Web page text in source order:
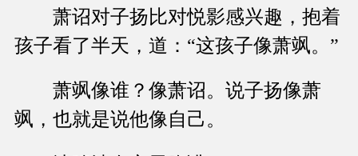
萧诏对子扬比对悦影感兴趣，抱着
孩子看了半天，道：“这孩子像萧飒。”
萧飒像谁？像萧诏。说子扬像萧
飒，也就是说他像自己。